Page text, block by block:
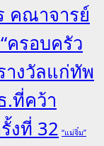
คณาจารย์
รอบครัว
างวัลแก่ทัพ
ที่คว้า
งที่ 32 “แม่จิ๋ม”